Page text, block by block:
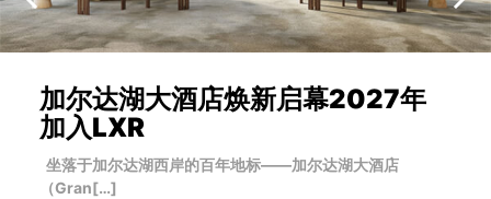
加尔达湖大酒店焕新启幕2027年
加入LXR
坐落于加尔达湖西岸的百年地标——加尔达湖大酒店
（Gran[…]